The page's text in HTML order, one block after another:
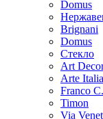
Domus
Brignani
Domus
Стекло
Art
Arte Italia
Franco
Timon
Via